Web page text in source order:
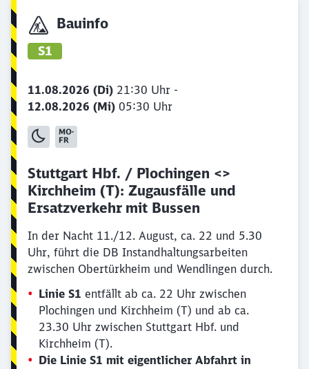
Bauinfo
S1
11.08.2026 (Di) 21:30 Uhr -
12.08.2026 (Mi) 05:30 Uhr
Stuttgart Hbf. / Plochingen <>
Kirchheim (T): Zugausfälle und
Ersatzverkehr mit Bussen
In der Nacht 11./12. August, ca. 22 und 5.30
Uhr, führt die DB Instandhaltungsarbeiten
zwischen Obertürkheim und Wendlingen durch.
Linie S1 entfällt ab ca. 22 Uhr zwischen
Plochingen und Kirchheim (T) und ab ca.
23.30 Uhr zwischen Stuttgart Hbf. und
Kirchheim (T).
Die Linie S1 mit eigentlicher Abfahrt in